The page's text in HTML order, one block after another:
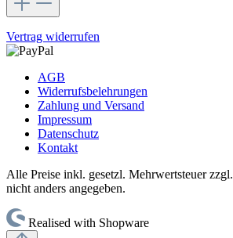
Vertrag widerrufen
AGB
Widerrufsbelehrungen
Zahlung und Versand
Impressum
Datenschutz
Kontakt
Alle Preise inkl. gesetzl. Mehrwertsteuer zzgl.
nicht anders angegeben.
Realised with Shopware